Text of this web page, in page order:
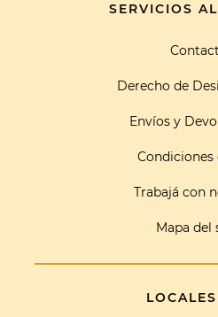
SERVICIOS
Derecho de
Envíos y
Condiciones
Trabajá con
Mapa del
LOCALES